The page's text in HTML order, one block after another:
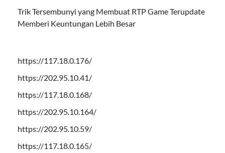
Trik Tersembunyi yang Membuat RTP Game Terupdate
Memberi Keuntungan Lebih Besar
https://117.18.0.176/
https://202.95.10.41/
https://117.18.0.168/
https://202.95.10.164/
https://202.95.10.59/
https://117.18.0.165/